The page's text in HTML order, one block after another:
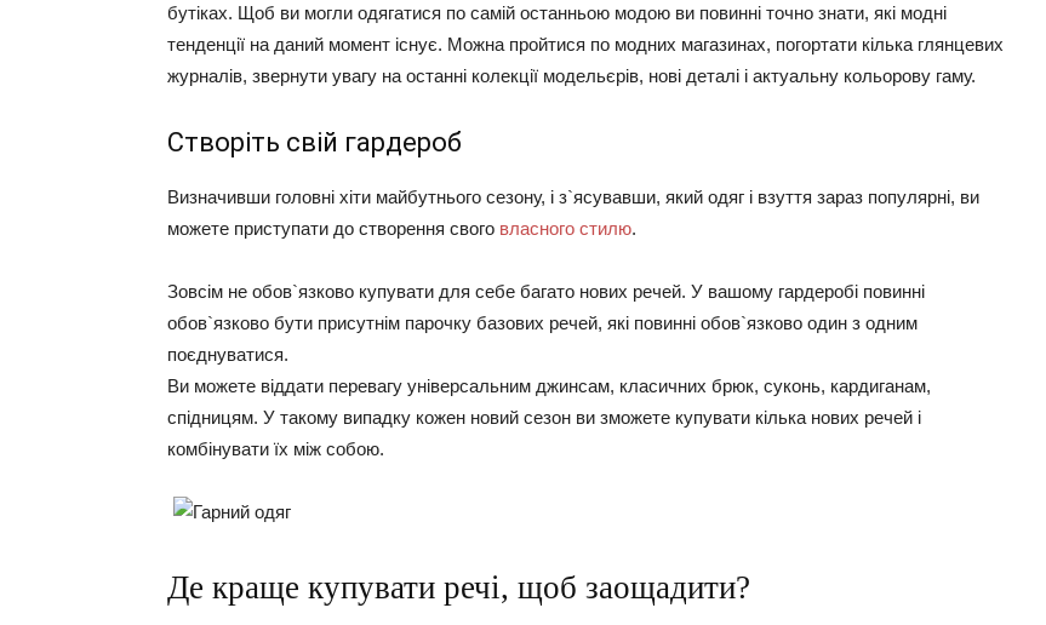
бутіках. Щоб ви могли одягатися по самій останньою модою ви повинні точно знати, які модні
тенденції на даний момент існує. Можна пройтися по модних магазинах, погортати кілька глянцевих
журналів, звернути увагу на останні колекції модельєрів, нові деталі і актуальну кольорову гаму.
Створіть свій гардероб
Визначивши головні хіти майбутнього сезону, і з`ясувавши, який одяг і взуття зараз популярні, ви
можете приступати до створення свого власного стилю.
Зовсім не обов`язково купувати для себе багато нових речей. У вашому гардеробі повинні
обов`язково бути присутнім парочку базових речей, які повинні обов`язково один з одним
поєднуватися.
Ви можете віддати перевагу універсальним джинсам, класичних брюк, суконь, кардиганам,
спідницям. У такому випадку кожен новий сезон ви зможете купувати кілька нових речей і
комбінувати їх між собою.
Де краще купувати речі, щоб заощадити?